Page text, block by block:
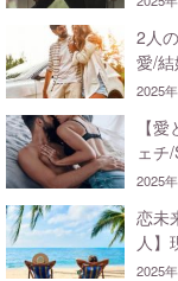
2人
愛/
2025
【
ェチ
2025
恋未
人】
2025